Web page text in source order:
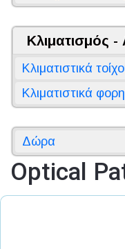
Κλιματισμός
Κλιματιστικά
Κλιματιστικά
Δώρα
Optical